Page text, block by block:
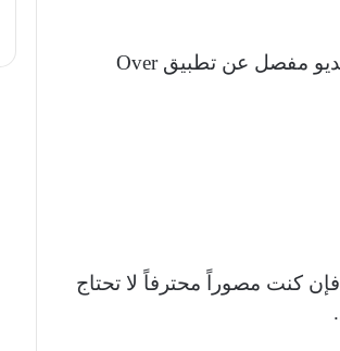
ولا تحتاج أن تتكلف أو أن تكون مصمماً محترفاً، ولدي مقطع فيديو مفصل عن تطبيق Over
كنت مصوراً محترفاً لا تحتاج